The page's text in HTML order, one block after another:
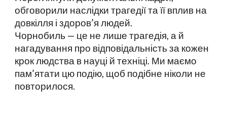
обговорили наслідки трагедії та її вплив на
довкілля і здоров’я людей.
Чорнобиль — це не лише трагедія, а й
нагадування про відповідальність за кожен
крок людства в науці й техніці. Ми маємо
пам’ятати цю подію, щоб подібне ніколи не
повторилося.